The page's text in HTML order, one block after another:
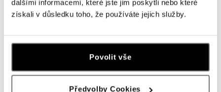
dalšími informacemi, které jste jim poskytli nebo které
získali v důsledku toho, že používáte jejich služby.
Povolit vše
Předvolby Cookies
ALO
ALO